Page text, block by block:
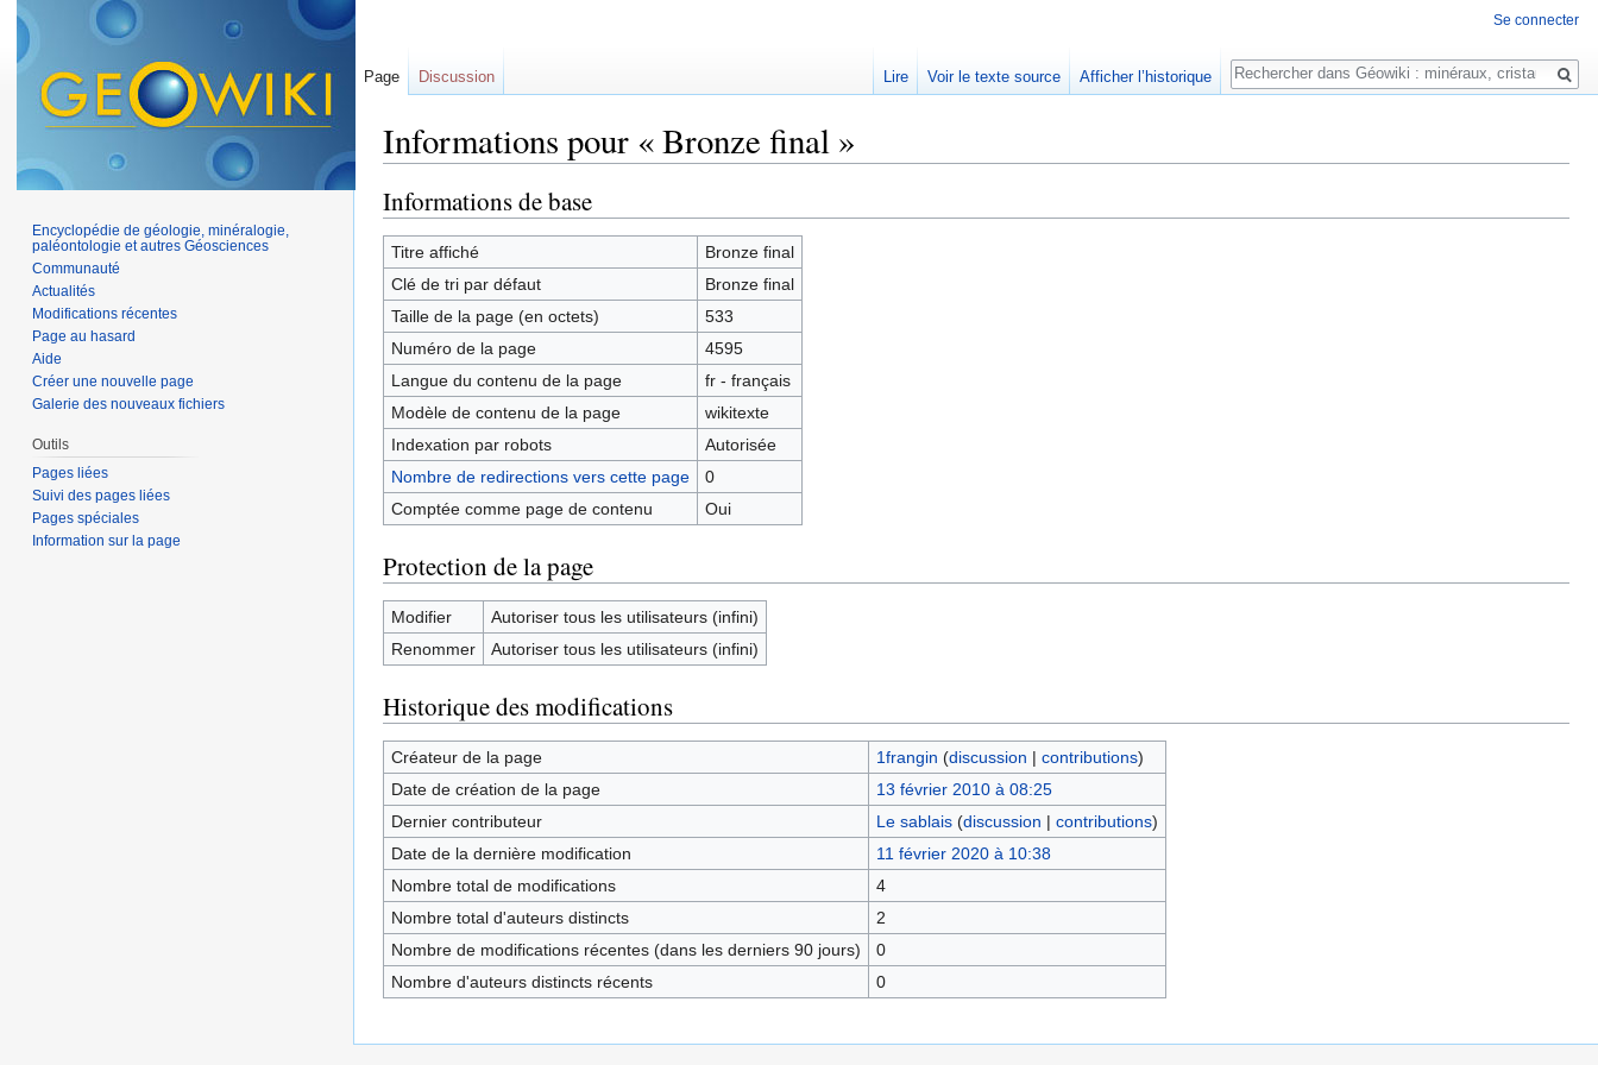
Informations pour « Bronze final »
Informations de base
Titre affiché
Bronze final
Clé de tri par défaut
Bronze final
Taille de la page (en octets)
533
Numéro de la page
4595
Langue du contenu de la page
fr - français
Modèle de contenu de la page
wikitexte
Indexation par robots
Autorisée
Nombre de redirections vers cette page
0
Comptée comme page de contenu
Oui
Protection de la page
Modifier
Autoriser tous les utilisateurs (infini)
Renommer
Autoriser tous les utilisateurs (infini)
Historique des modifications
Créateur de la page 1frangin (discussion | contributions)
Date de création de la page
13 février 2010 à 08:25
Dernier contributeur
Le sablais (discussion | contributions)
Date de la dernière modification
11 février 2020 à 10:38
Nombre total de modifications
4
Nombre total d'auteurs distincts
2
Nombre de modifications récentes (dans les derniers 90 jours)
0
Nombre d'auteurs distincts récents
0
Se connecter
Page Discussion Lire Voir le texte source Afficher l’historique
Rechercher
Encyclopédie de géologie, minéralogie,
paléontologie et autres Géosciences
Communauté
Actualités
Modifications récentes
Page au hasard
Aide
Créer une nouvelle page
Galerie des nouveaux fichiers
Outils
Pages liées
Suivi des pages liées
Pages spéciales
Information sur la page